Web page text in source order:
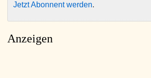
Jetzt Abonnent werden.
Anzeigen